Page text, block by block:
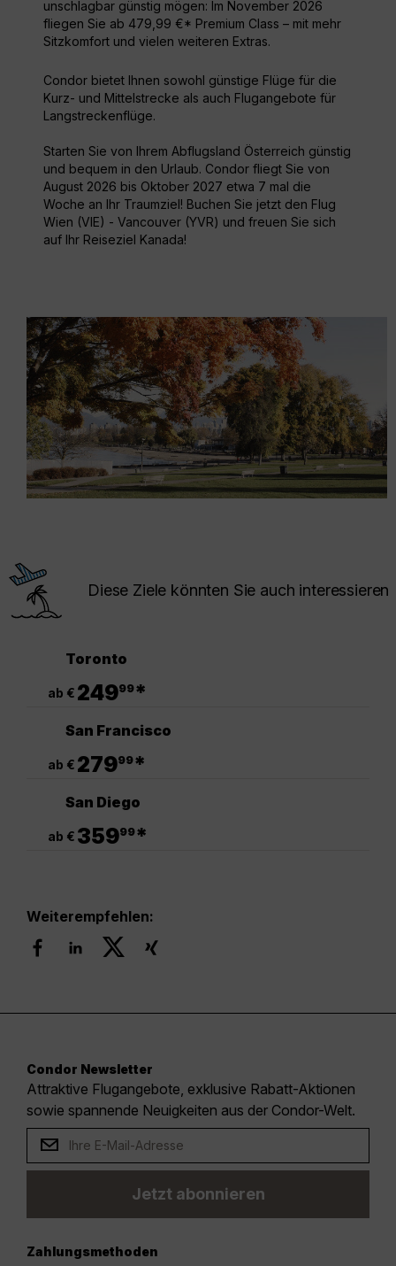
unschlagbar günstig mögen: Im November 2026
fliegen Sie ab 479,99 €* Premium Class – mit mehr
Sitzkomfort und vielen weiteren Extras.
Condor bietet Ihnen sowohl günstige Flüge für die
Kurz- und Mittelstrecke als auch Flugangebote für
Langstreckenflüge.
Starten Sie von Ihrem Abflugsland Österreich günstig
und bequem in den Urlaub. Condor fliegt Sie von
August 2026 bis Oktober 2027 etwa 7 mal die
Woche an Ihr Traumziel! Buchen Sie jetzt den Flug
Wien (VIE) - Vancouver (YVR) und freuen Sie sich
auf Ihr Reiseziel Kanada!
Diese Ziele könnten Sie auch interessieren
Toronto
ab € 24999*
San Francisco
ab € 27999*
San Diego
ab € 35999*
Weiterempfehlen:
Condor Newsletter
Attraktive Flugangebote, exklusive Rabatt-Aktionen
sowie spannende Neuigkeiten aus der Condor-Welt.
Jetzt abonnieren
Zahlungsmethoden